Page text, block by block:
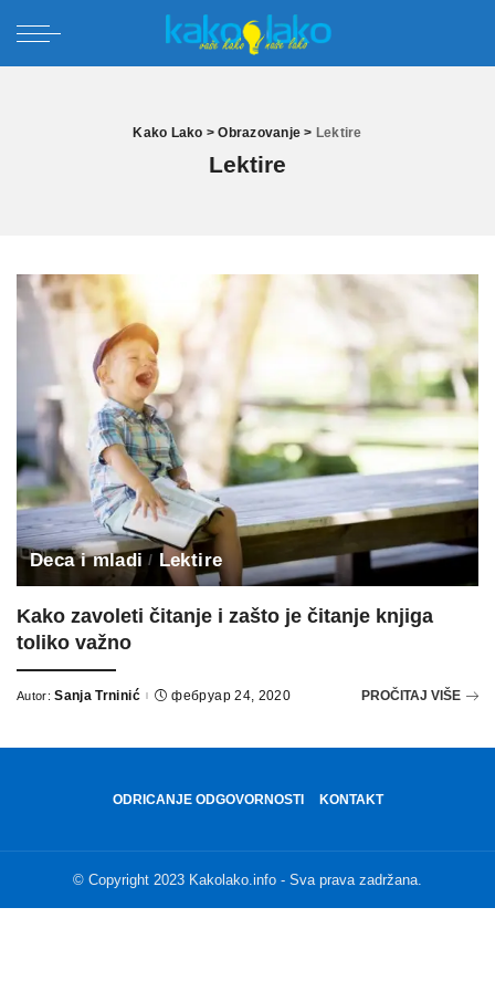
Kako Lako >Obrazovanje > Lektire
Lektire
Deca i mladi Lektire
Kako zavoleti čitanje i zašto je čitanje knjiga
toliko važno
Posted
Autor: Sanja Trninić фебруар 24, 2020 PROČITAJ VIŠE
ODRICANJE ODGOVORNOSTI KONTAKT
© Copyright 2023 Kakolako.info - Sva prava zadržana.